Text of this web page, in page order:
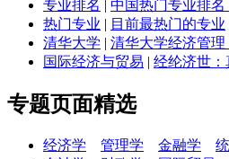
专业排名 | 中国热门专业排名
热门专业 | 目前最热门的专业
清华大学 | 清华大学经济管理
国际经济与贸易 | 经纶济世：
专题页面精选
经济学 管理学 金融学